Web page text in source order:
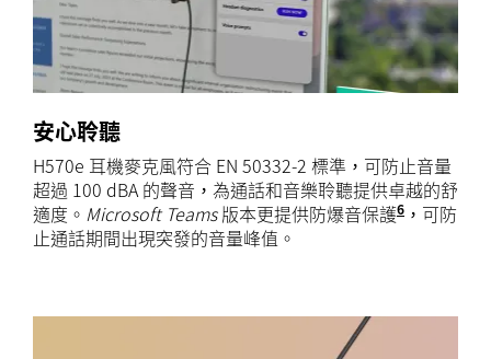
安心聆聽
H570e 耳機麥克風符合 EN 50332-2 標準，可防止音量
超過 100 dBA 的聲音，為通話和音樂聆聽提供卓越的舒
適度。 Microsoft Teams版本更提供防爆音保護6 需要在
，可防
止通話期間出現突發的音量峰值。